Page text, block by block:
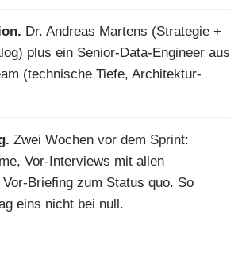
Dr. Andreas Martens (Strategie +
plus ein Senior-Data-Engineer aus
(technische Tiefe, Architektur-
Zwei Wochen vor dem Sprint:
Vor-Interviews mit allen
Vor-Briefing zum Status quo. So
eins nicht bei null.